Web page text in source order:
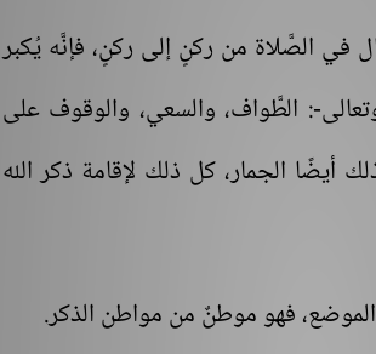
في الصَّلاة من ركنٍ إلى ركنٍ، فإنَّه يُكبر
: الطَّواف، والسعي، والوقوف على
أيضًا الجمار، كل ذلك لإقامة ذكر الله
فهو موطنٌ من مواطن الذكر.